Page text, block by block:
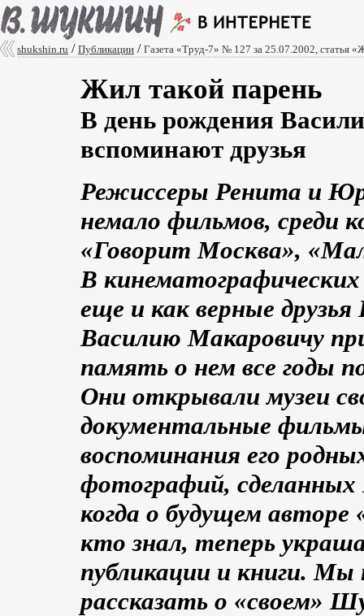
shukshin.ru / Публикации / Газета «Труд-7» № 127 за 25.07.2002, статья
Жил такой парень
В день рождения
вспоминают друзья
Режиссеры Ренита и
немало фильмов, среди
«Говорит Москва»,
В
еще и как верные
Василию Макаровичу
память о нем все годы
Они открывали музеи
документальные
воспоминания его
фотографий,
когда о будущем
кто знал, теперь
публикации и книги. Мы
рассказать о «своем»